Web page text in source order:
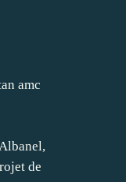
amc
de